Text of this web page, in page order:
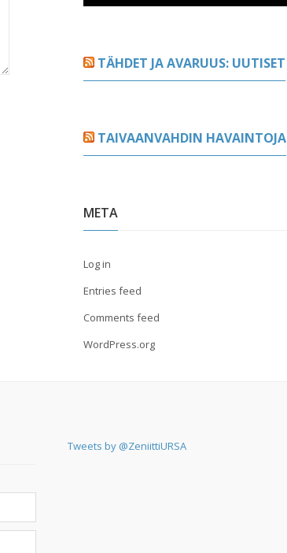
TÄHDET JA AVARUUS: UUTISET
TAIVAANVAHDIN HAVAINTOJA
META
Log in
Entries feed
Comments feed
WordPress.org
Tweets by @ZeniittiURSA